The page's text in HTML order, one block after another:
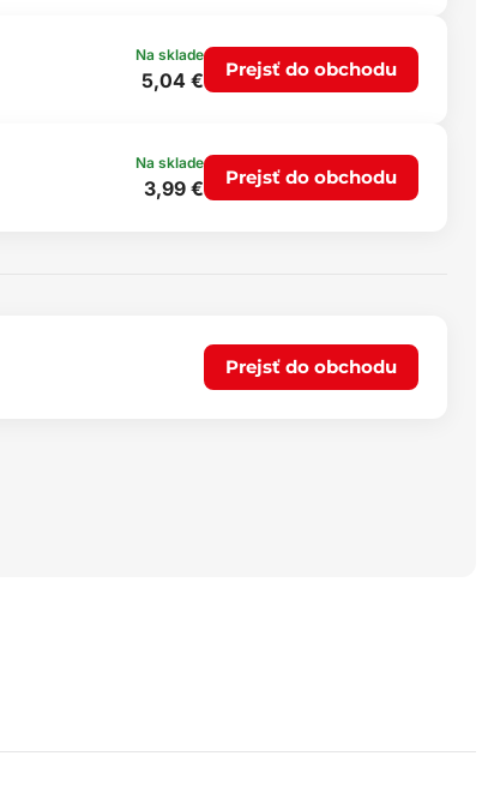
Na sklade
5,04 € Prejsť do obchodu
Na sklade
3,99 € Prejsť do obchodu
Prejsť do obchodu